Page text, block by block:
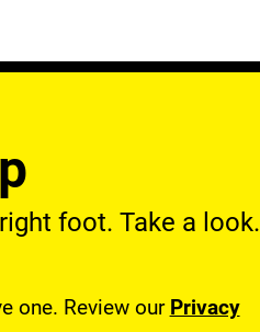
foot. Take a look.
one. Review our Privacy